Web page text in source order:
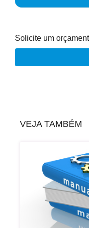
Solicite um
VEJA TAMBÉM